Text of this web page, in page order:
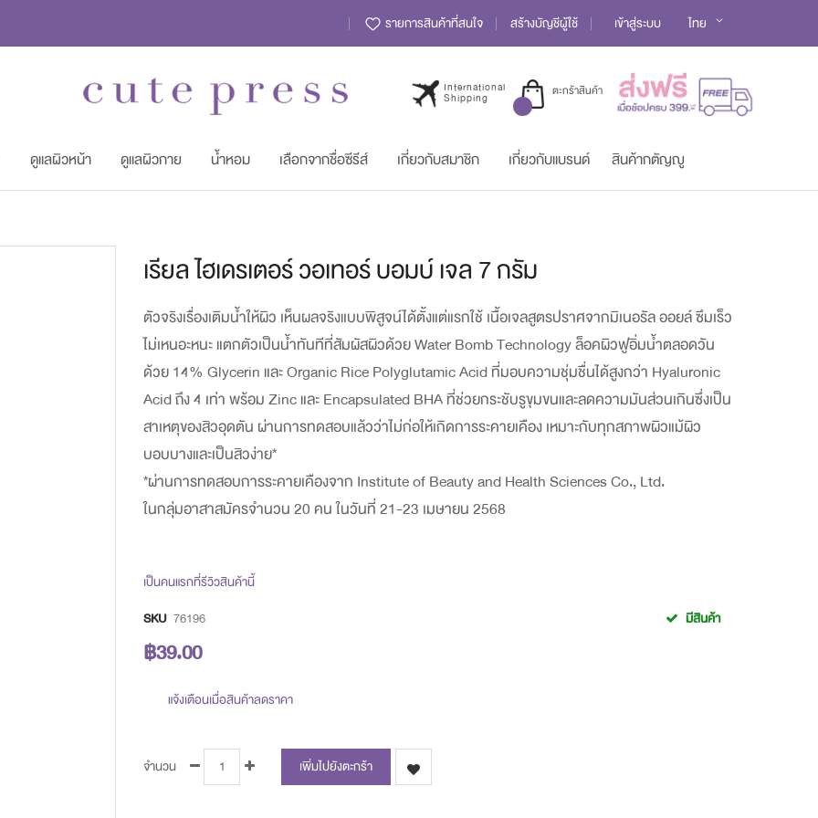
รายการสินค้าที่สนใจ สร้างบัญชีผู้ใช้ เข้าสู่ระบบ Language
ไทย
International
Shipping ตะกร้าสินค้า
ดูแลผิวหน้า ดูแลผิวกาย น้ำหอม เลือกจากชื่อซีรีส์ เกี่ยวกับสมาชิก เกี่ยวกับแบรนด์ สินค้ากตัญญู
เรียล ไฮเดรเตอร์ วอเทอร์ บอมบ์ เจล 7 กรัม
ตัวจริงเรื่องเติมน้ำให้ผิว เห็นผลจริงแบบพิสูจน์ได้ตั้งแต่แรกใช้ เนื้อเจลสูตรปราศจากมิเนอรัล ออยล์ ซึมเร็ว
ไม่เหนอะหนะ แตกตัวเป็นน้ำทันทีที่สัมผัสผิวด้วย Water Bomb Technology ล็อคผิวฟูอิ่มน้ำตลอดวัน
ด้วย 14% Glycerin และ Organic Rice Polyglutamic Acid ที่มอบความชุ่มชื่นได้สูงกว่า Hyaluronic
Acid ถึง 4 เท่า พร้อม Zinc และ Encapsulated BHA ที่ช่วยกระชับรูขุมขนและลดความมันส่วนเกินซึ่งเป็น
สาเหตุของสิวอุดตัน ผ่านการทดสอบแล้วว่าไม่ก่อให้เกิดการระคายเคือง เหมาะกับทุกสภาพผิวแม้ผิว
บอบบางและเป็นสิวง่าย*
*ผ่านการทดสอบการระคายเคืองจาก Institute of Beauty and Health Sciences Co., Ltd.
ในกลุ่มอาสาสมัครจำนวน 20 คน ในวันที่ 21-23 เมษายน 2568
เป็นคนแรกที่รีวิวสินค้านี้
มีสินค้า
SKU 76196
฿39.00
แจ้งเตือนเมื่อสินค้าลดราคา
จำนวน เพิ่มไปยังตะกร้า
beginning
images
gallery